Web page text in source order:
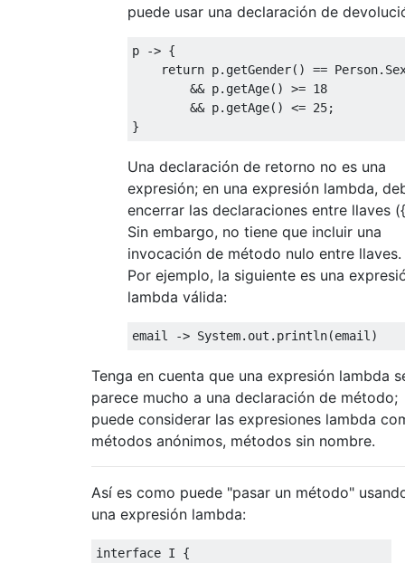
puede usar una declaración de
p -> {
return p. getGender() == Person.
&& p. getAge() >= 18
&& p. getAge() <= 25;
}
Una declaración de retorno no es una
expresión; en una expresión lambda,
encerrar las declaraciones entre llaves
Sin embargo, no tiene que incluir una
invocación de método nulo entre llaves.
Por ejemplo, la siguiente es una
lambda válida:
email -> System. out . println(email )
Tenga en cuenta que una expresión lambda
parece mucho a una declaración de método;
puede considerar las expresiones lambda
métodos anónimos, métodos sin nombre.
Así es como puede "pasar un método"
una expresión lambda:
interface I {